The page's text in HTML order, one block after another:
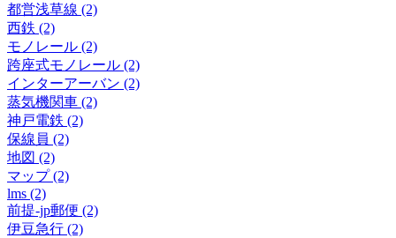
都営浅草線 (2)
西鉄 (2)
モノレール (2)
跨座式モノレール (2)
インターアーバン (2)
蒸気機関車 (2)
神戸電鉄 (2)
保線員 (2)
地図 (2)
マップ (2)
lms (2)
前提-jp郵便 (2)
伊豆急行 (2)